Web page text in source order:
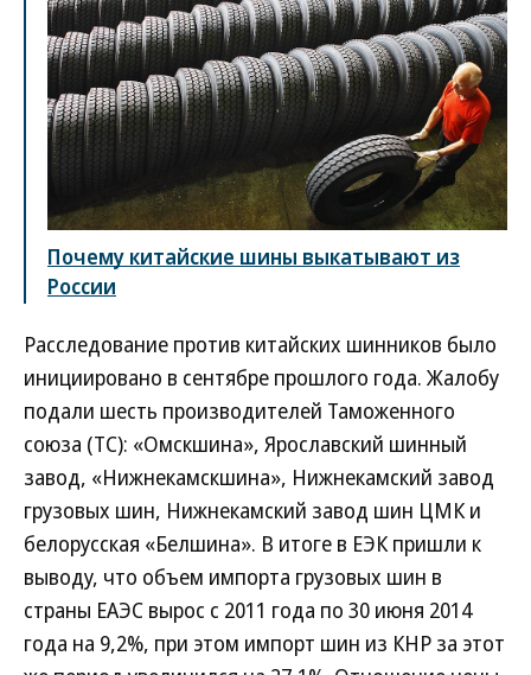
Почему китайские шины выкатывают из
России
Расследование против китайских шинников было
инициировано в сентябре прошлого года. Жалобу
подали шесть производителей Таможенного
союза (ТС): «Омскшина», Ярославский шинный
завод, «Нижнекамскшина», Нижнекамский завод
грузовых шин, Нижнекамский завод шин ЦМК и
белорусская «Белшина». В итоге в ЕЭК пришли к
выводу, что объем импорта грузовых шин в
страны ЕАЭС вырос с 2011 года по 30 июня 2014
года на 9,2%, при этом импорт шин из КНР за этот